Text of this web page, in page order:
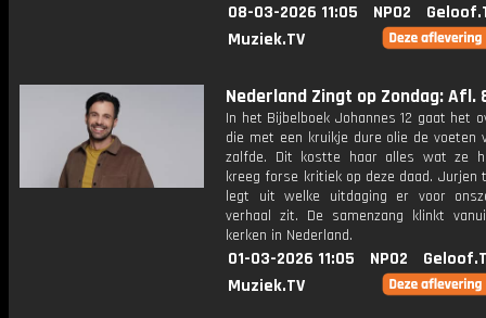
08-03-2026 11:05 NPO2
Muziek.TV
Nederland Zingt op Zondag: Afl.
In het Bijbelboek Johannes 12 gaat het
die met een kruikje dure olie de voeten
zalfde. Dit kostte haar alles wat ze
kreeg forse kritiek op deze daad. Jurjen
legt uit welke uitdaging er voor
verhaal zit. De samenzang klinkt
kerken in Nederland.
01-03-2026 11:05 NPO2
Muziek.TV